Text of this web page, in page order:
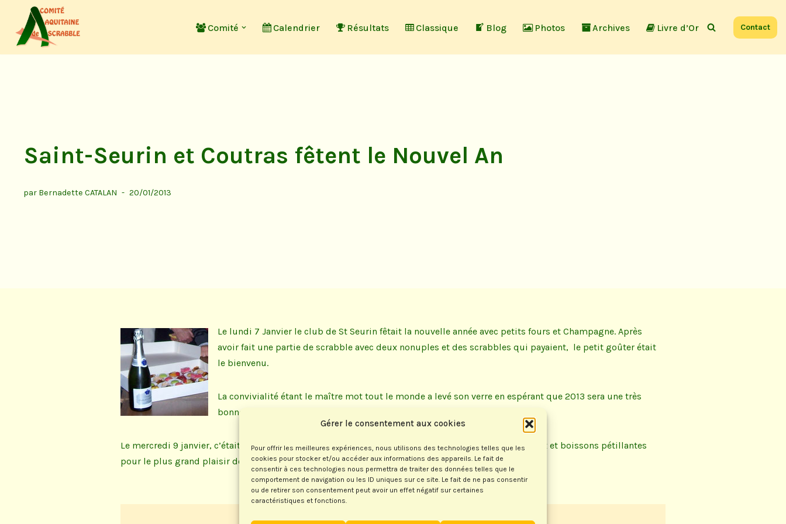
Gérer le consentement aux cookies
Pour offrir les meilleures expériences, nous utilisons des technologies telles que les
cookies pour stocker et/ou accéder aux informations des appareils. Le fait de
consentir à ces technologies nous permettra de traiter des données telles que le
comportement de navigation ou les ID uniques sur ce site. Le fait de ne pas consentir
ou de retirer son consentement peut avoir un effet négatif sur certaines
caractéristiques et fonctions.
Aller
au
Comité Calendrier Résultats Classique Blog Photos Archives Livre d’Or Contact
Saint-Seurin et Coutras fêtent le Nouvel An
par Bernadette CATALAN 20/01/2013
Le lundi 7 Janvier le club de St Seurin fêtait la nouvelle année avec petits fours et Champagne. Après
avoir fait une partie de scrabble avec deux nonuples et des scrabbles qui payaient, le petit goûter était
le bienvenu.
La convivialité étant le maître mot tout le monde a levé son verre en espérant que 2013 sera une très
bonne année.
Le mercredi 9 janvier, c’était au tour du club de Coutras de fêter aussi 2013 autour de petits gâteaux et boissons pétillantes
pour le plus grand plaisir des participants.